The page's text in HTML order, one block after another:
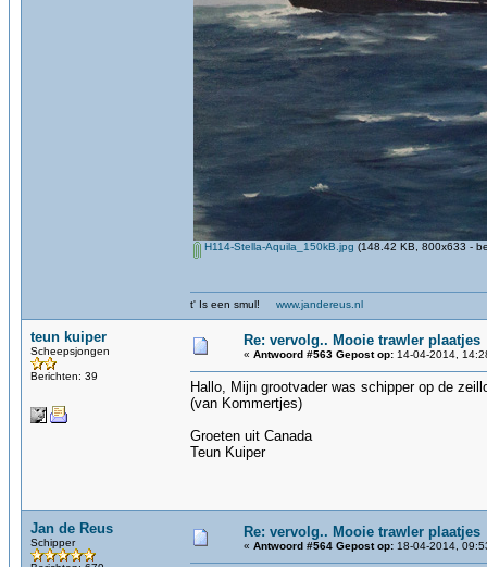
H114-Stella-Aquila_150kB.jpg (148.42 KB, 800x633 -
t' Is een smul! www.jandereus.nl
teun kuiper
Scheepsjongen
Berichten: 39
Re: vervolg.. Mooie trawler plaatjes
« Antwoord #563 Gepost op: 14-04-2014,
Hallo, Mijn grootvader was schipper op de
(van Kommertjes)
Groeten uit Canada
Teun Kuiper
Jan de Reus
Schipper
Re: vervolg.. Mooie trawler plaatjes
« Antwoord #564 Gepost op: 18-04-2014,